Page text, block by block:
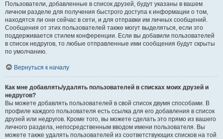
Пользователи, добавленные в список друзей, будут указаны в вашем
личном разделе для получения быстрого доступа к информации о том,
находятся ли они сейчас в сети, и для отправки им личных сообщений.
Сообщения от этих пользователей также могут выделяться, если это
поддерживается стилем конференции. Если вы добавили пользователей
в список недругов, то любые отправленные ими сообщения будут скрыты
по умолчанию.
Вернуться к началу
Как мне добавлять/удалять пользователей в списках моих друзей и
недругов?
Вы можете добавлять пользователей в свой список двумя способами. В
профиле каждого пользователя есть ссылка для его добавления в список
друзей или недругов. Кроме того, вы можете сделать это прямо из вашего
личного раздела, непосредственным вводом имени пользователя. Вы
можете также удалять пользователей из соответствующих списков на той